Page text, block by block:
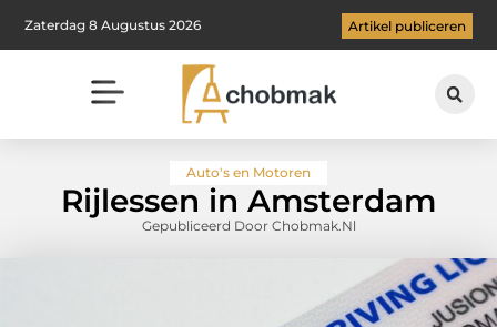
Zaterdag 8 Augustus 2026 Artikel publiceren
Auto's en Motoren
Rijlessen in Amsterdam
Gepubliceerd Door Chobmak.nl